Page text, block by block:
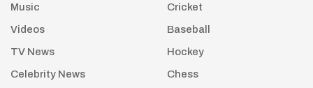
Music
Videos
TV News
Celebrity News
Cricket
Baseball
Hockey
Chess